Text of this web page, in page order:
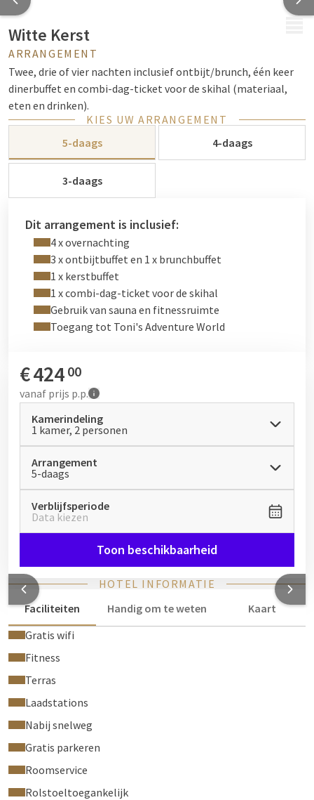
Witte Kerst
ARRANGEMENT
Twee, drie of vier nachten inclusief ontbijt/brunch, één keer
dinerbuffet en combi-dag-ticket voor de skihal (materiaal,
eten en drinken).
KIES UW ARRANGEMENT
5-daags
4-daags
3-daags
Dit arrangement is inclusief:
4 x overnachting
3 x ontbijtbuffet en 1 x brunchbuffet
1 x kerstbuffet
1 x combi-dag-ticket voor de skihal
Gebruik van sauna en fitnessruimte
Toegang tot Toni's Adventure World
€424 00
vanaf prijs p.p.
Kamerindeling
1 kamer, 2 personen
Arrangement
5-daags
Verblijfsperiode
Data kiezen
Toon beschikbaarheid
HOTEL INFORMATIE
Faciliteiten
Handig om te weten
Kaart
Gratis wifi
Fitness
Terras
Laadstations
Nabij snelweg
Gratis parkeren
Roomservice
Rolstoeltoegankelijk